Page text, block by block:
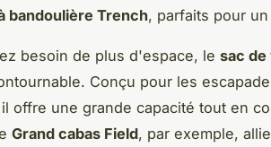
bandoulière Trench, parfaits pour
besoin de plus d'espace, le sac
Conçu pour les
offre une grande capacité tout en
Grand cabas Field, par exemple,